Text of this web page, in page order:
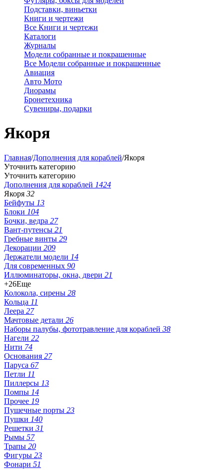
Подставки, виньетки
Книги и чертежи
Все Книги и чертежи
Каталоги
Журналы
Модели собранные и покрашенные
Все Модели собранные и покрашенные
Авиация
Авто Мото
Диорамы
Бронетехника
Сувениры, подарки
Якоря
Главная/Дополнения для кораблей/Якоря
Уточнить категорию
Уточнить категорию
Дополнения для кораблей 1424
Якоря 32
Бейфуты 13
Блоки 104
Бочки, ведра 27
Вант-путенсы 21
Гребные винты 29
Декорации 209
Держатели модели 14
Для современных 90
Иллюминаторы, окна, двери 21
+26Еще
Колокола, сирены 28
Кольца 11
Леера 27
Мачтовые детали 26
Наборы палубы, фототравление для кораблей 38
Нагели 22
Нити 74
Основания 27
Паруса 67
Петли 11
Пиллерсы 13
Помпы 14
Прочее 19
Пушечные порты 23
Пушки 140
Решетки 31
Рымы 57
Трапы 20
Фигуры 23
Фонари 51